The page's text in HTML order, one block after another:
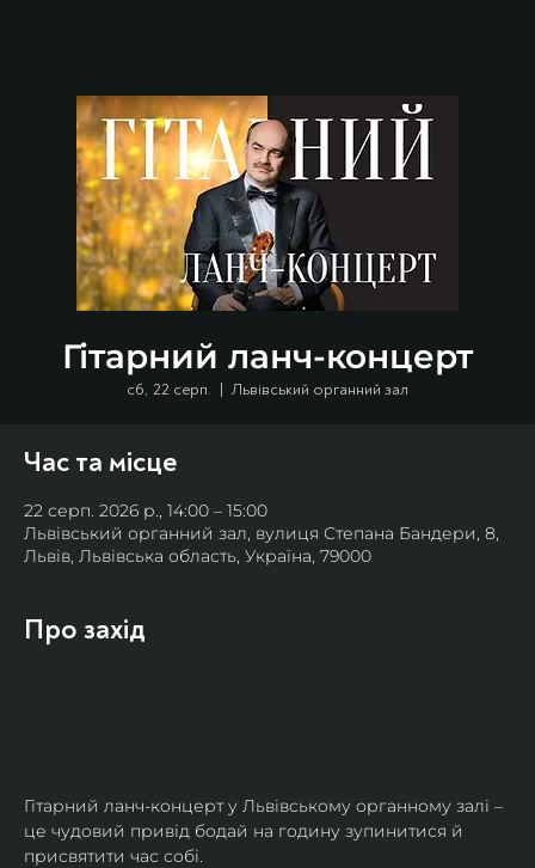
Гітарний ланч-концерт
сб, 22 серп.
  |
Львівський органний зал
Час та місце
22 серп. 2026 р., 14:00 – 15:00
Львівський органний зал, вулиця Степана Бандери, 8,
Львів, Львівська область, Україна, 79000
Про захід
Гітарний ланч-концерт у Львівському органному залі –
це чудовий привід бодай на годину зупинитися й
присвятити час собі.